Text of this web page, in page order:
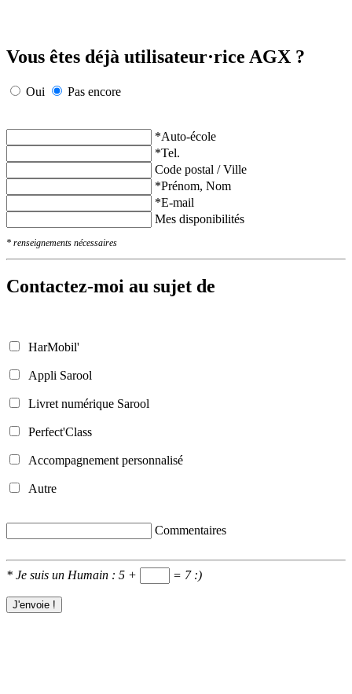
Vous êtes déjà utilisateur·rice AGX ?
Oui Pas encore
*Auto-école
*Tel.
Code postal / Ville
*Prénom, Nom
*E-mail
Mes disponibilités
* renseignements nécessaires
Contactez-moi au sujet de
HarMobil'
Appli Sarool
Livret numérique Sarool
Perfect'Class
Accompagnement personnalisé
Autre
Commentaires
* Je suis un Humain : 5 + = 7 :)